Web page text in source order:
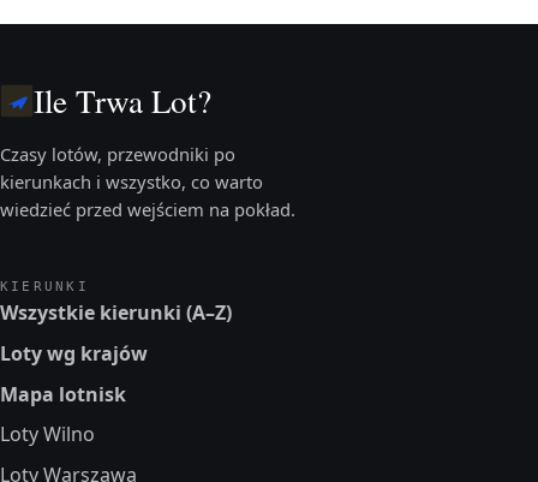
Ile Trwa Lot?
Czasy lotów, przewodniki po
kierunkach i wszystko, co warto
wiedzieć przed wejściem na pokład.
KIERUNKI
Wszystkie kierunki (A–Z)
Loty wg krajów
Mapa lotnisk
Loty Wilno
Loty Warszawa